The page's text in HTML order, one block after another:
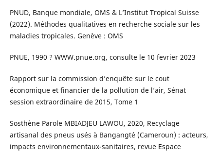
PNUD, Banque mondiale, OMS & L’Institut Tropical Suisse
(2022). Méthodes qualitatives en recherche sociale sur les
maladies tropicales. Genève : OMS
PNUE, 1990 ? WWW.pnue.org, consulte le 10 fevrier 2023
Rapport sur la commission d’enquête sur le cout
économique et financier de la pollution de l’air, Sénat
session extraordinaire de 2015, Tome 1
Sosthène Parole MBIADJEU LAWOU, 2020, Recyclage
artisanal des pneus usés à Bangangté (Cameroun) : acteurs,
impacts environnementaux-sanitaires, revue Espace